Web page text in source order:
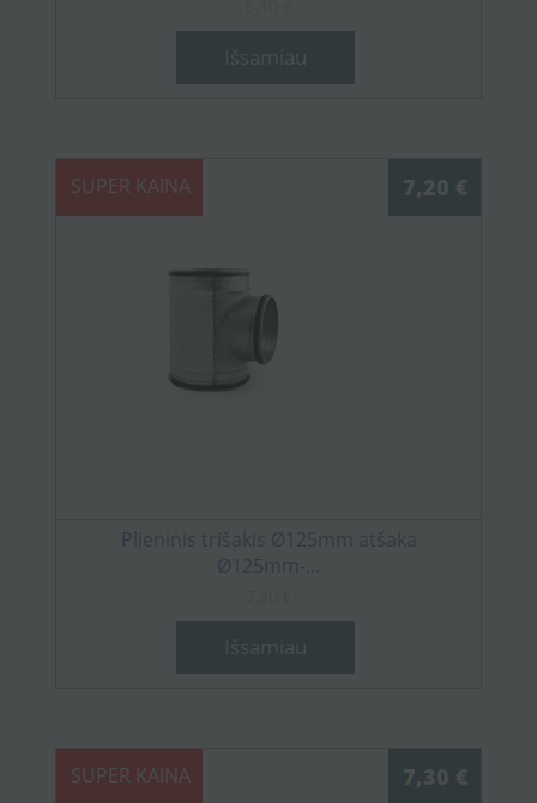
Išsamiau
SUPER KAINA 7,20 €
Plieninis trišakis Ø125mm atšaka
Ø125mm-...
Išsamiau
SUPER KAINA 7,30 €